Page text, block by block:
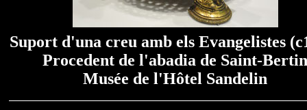
Suport d'una creu amb els Evangelistes
Procedent de l'abadia de Saint-Bertin
Musée de l'Hôtel Sandelin